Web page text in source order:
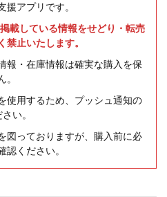
アプリです。
載している情報をせどり・転売
禁止いたします。
報・在庫情報は確実な購入を保
使用するため、プッシュ通知の
い。
図っておりますが、購入前に必
ください。